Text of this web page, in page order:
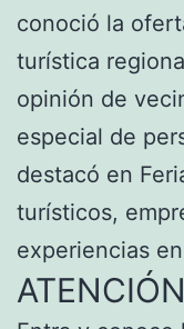
conoció la
turística
opinión de
especial de
destacó en
turísticos,
experiencias